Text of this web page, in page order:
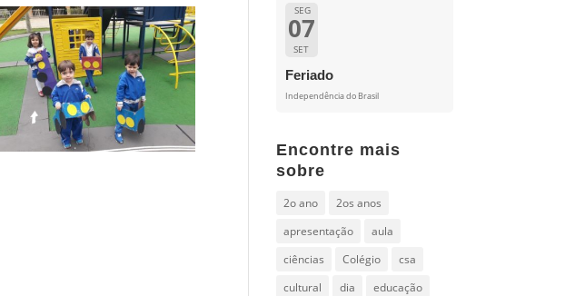
SEG
07
SET
Feriado
Independência do Brasil
Encontre mais
sobre
2o ano
2os anos
apresentação
aula
ciências
Colégio
csa
cultural
dia
educação